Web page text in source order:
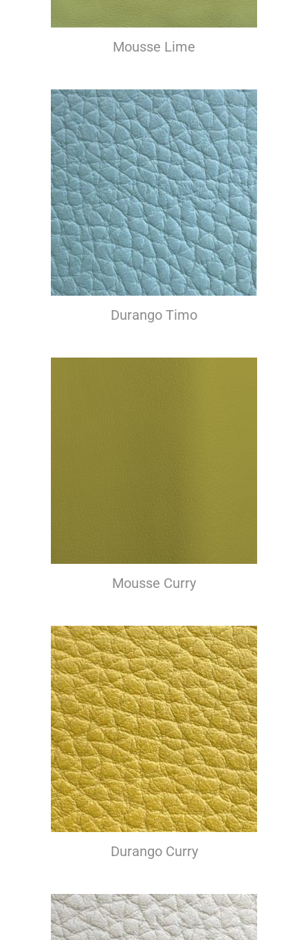
Mousse Lime
Durango Timo
Mousse Curry
Durango Curry